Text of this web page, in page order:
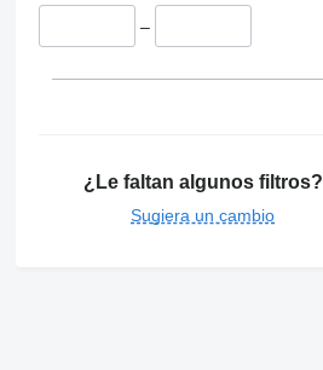
–
¿Le faltan algunos filtros?
Sugiera un cambio